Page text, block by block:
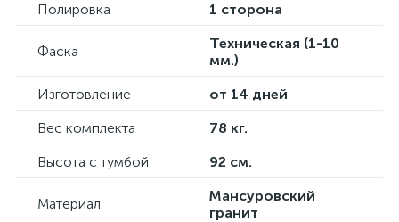
Полировка
1 сторона
Фаска
Техническая (1-10
мм.)
Изготовление
от 14 дней
Вес комплекта
78 кг.
Высота с тумбой
92 см.
Материал
Мансуровский
гранит